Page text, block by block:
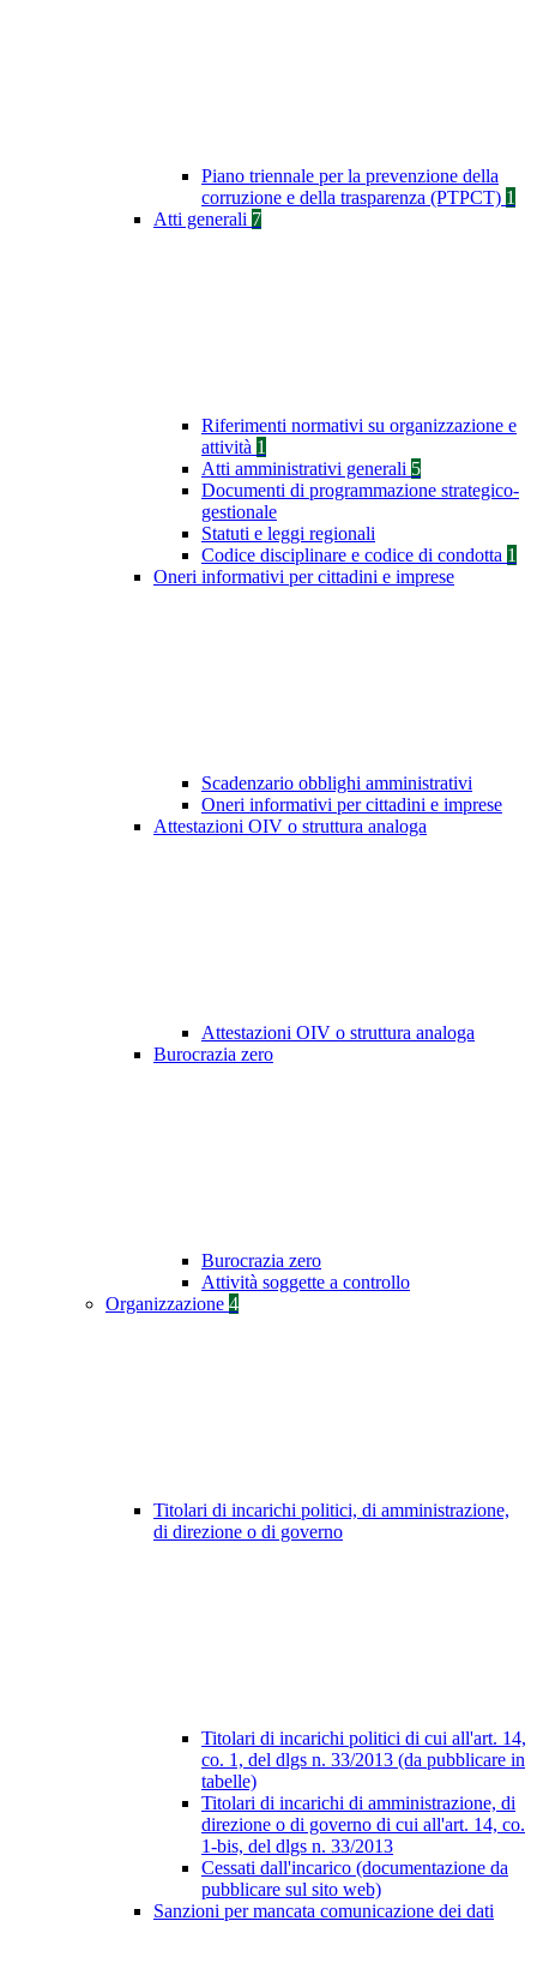
Piano triennale per la prevenzione della
corruzione e della trasparenza (PTPCT) 1
Atti generali 7
Riferimenti normativi su organizzazione e
attività 1
Atti amministrativi generali 5
Documenti di programmazione strategico-
gestionale
Statuti e leggi regionali
Codice disciplinare e codice di condotta 1
Oneri informativi per cittadini e imprese
Scadenzario obblighi amministrativi
Oneri informativi per cittadini e imprese
Attestazioni OIV o struttura analoga
Attestazioni OIV o struttura analoga
Burocrazia zero
Burocrazia zero
Attività soggette a controllo
Organizzazione 4
Titolari di incarichi politici, di amministrazione,
di direzione o di governo
Titolari di incarichi politici di cui all'art. 14,
co. 1, del dlgs n. 33/2013 (da pubblicare in
tabelle)
Titolari di incarichi di amministrazione, di
direzione o di governo di cui all'art. 14, co.
1-bis, del dlgs n. 33/2013
Cessati dall'incarico (documentazione da
pubblicare sul sito web)
Sanzioni per mancata comunicazione dei dati